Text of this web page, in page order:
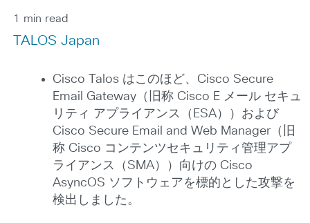
1 min read
TALOS Japan
Cisco Talos はこのほど、Cisco Secure
Email Gateway（旧称 Cisco E メール セキュ
リティ アプライアンス（ESA））および
Cisco Secure Email and Web Manager（旧
称 Cisco コンテンツセキュリティ管理アプ
ライアンス（SMA））向けの Cisco
AsyncOS ソフトウェアを標的とした攻撃を
検出しました。